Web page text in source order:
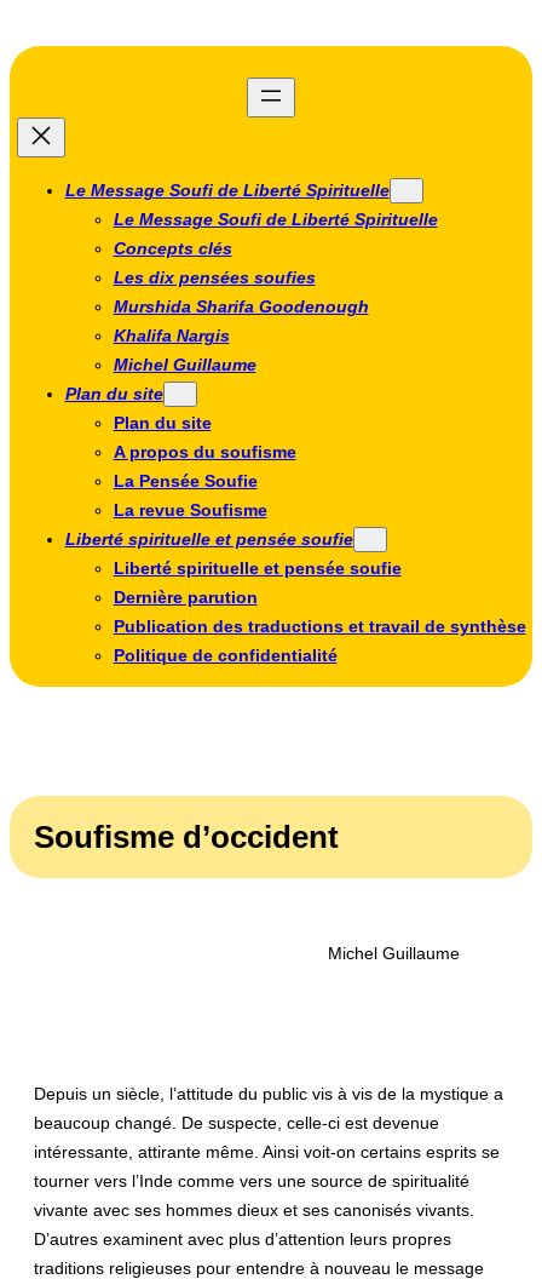
au
contenu
Le Message Soufi de Liberté Spirituelle
Le Message Soufi de Liberté Spirituelle
Concepts clés
Les dix pensées soufies
Murshida Sharifa Goodenough
Khalifa Nargis
Michel Guillaume
Plan du site
Plan du site
A propos du soufisme
La Pensée Soufie
La revue Soufisme
Liberté spirituelle et pensée soufie
Liberté spirituelle et pensée soufie
Dernière parution
Publication des traductions et travail de synthèse
Politique de confidentialité
Soufisme d’occident
Michel Guillaume
Depuis un siècle, l’attitude du public vis à vis de la mystique a
beaucoup changé. De suspecte, celle-ci est devenue
intéressante, attirante même. Ainsi voit-on certains esprits se
tourner vers l’Inde comme vers une source de spiritualité
vivante avec ses hommes dieux et ses canonisés vivants.
D’autres examinent avec plus d’attention leurs propres
traditions religieuses pour entendre à nouveau le message